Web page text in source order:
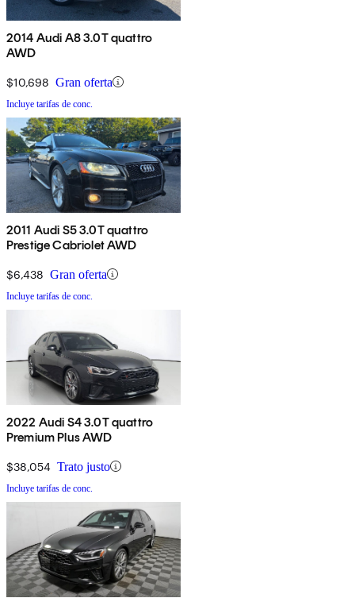
2014 Audi A8 3.0T quattro
AWD
$10,698 Gran oferta
Incluye tarifas de conc.
2011 Audi S5 3.0T quattro
Prestige Cabriolet AWD
$6,438 Gran oferta
Incluye tarifas de conc.
2022 Audi S4 3.0T quattro
Premium Plus AWD
$38,054 Trato justo
Incluye tarifas de conc.